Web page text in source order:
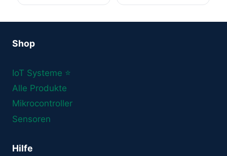
Dieses
Produkt
mehrere
auf.
Die
Optionen
können
der
Shop
IoT Systeme ⭐
Alle Produkte
Mikrocontroller
Sensoren
Hilfe